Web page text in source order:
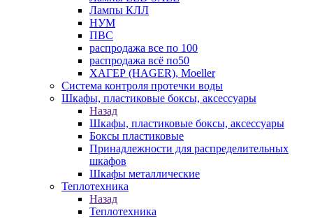
Лампы КЛЛ
НУМ
ПВС
распродажа все по 100
распродажа всё по50
ХАГЕР (HAGER), Moeller
Система контроля протечки воды
Шкафы, пластиковые боксы, аксессуары
Назад
Шкафы, пластиковые боксы, аксессуары
Боксы пластиковые
Принадлежности для распределительных
шкафов
Шкафы металлические
Теплотехника
Назад
Теплотехника